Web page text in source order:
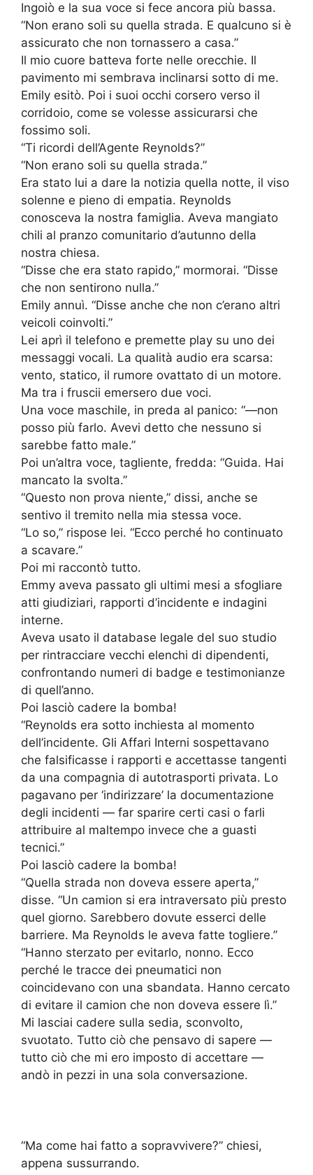
Ingoiò e la sua voce si fece ancora più bassa.
“Non erano soli su quella strada. E qualcuno si è
assicurato che non tornassero a casa.”
Il mio cuore batteva forte nelle orecchie. Il
pavimento mi sembrava inclinarsi sotto di me.
Emily esitò. Poi i suoi occhi corsero verso il
corridoio, come se volesse assicurarsi che
fossimo soli.
“Ti ricordi dell’Agente Reynolds?”
“Non erano soli su quella strada.”
Era stato lui a dare la notizia quella notte, il viso
solenne e pieno di empatia. Reynolds
conosceva la nostra famiglia. Aveva mangiato
chili al pranzo comunitario d’autunno della
nostra chiesa.
“Disse che era stato rapido,” mormorai. “Disse
che non sentirono nulla.”
Emily annuì. “Disse anche che non c’erano altri
veicoli coinvolti.”
Lei aprì il telefono e premette play su uno dei
messaggi vocali. La qualità audio era scarsa:
vento, statico, il rumore ovattato di un motore.
Ma tra i fruscii emersero due voci.
Una voce maschile, in preda al panico: “—non
posso più farlo. Avevi detto che nessuno si
sarebbe fatto male.”
Poi un’altra voce, tagliente, fredda: “Guida. Hai
mancato la svolta.”
“Questo non prova niente,” dissi, anche se
sentivo il tremito nella mia stessa voce.
“Lo so,” rispose lei. “Ecco perché ho continuato
a scavare.”
Poi mi raccontò tutto.
Emmy aveva passato gli ultimi mesi a sfogliare
atti giudiziari, rapporti d’incidente e indagini
interne.
Aveva usato il database legale del suo studio
per rintracciare vecchi elenchi di dipendenti,
confrontando numeri di badge e testimonianze
di quell’anno.
Poi lasciò cadere la bomba!
“Reynolds era sotto inchiesta al momento
dell’incidente. Gli Affari Interni sospettavano
che falsificasse i rapporti e accettasse tangenti
da una compagnia di autotrasporti privata. Lo
pagavano per ‘indirizzare’ la documentazione
degli incidenti — far sparire certi casi o farli
attribuire al maltempo invece che a guasti
tecnici.”
Poi lasciò cadere la bomba!
“Quella strada non doveva essere aperta,”
disse. “Un camion si era intraversato più presto
quel giorno. Sarebbero dovute esserci delle
barriere. Ma Reynolds le aveva fatte togliere.”
“Hanno sterzato per evitarlo, nonno. Ecco
perché le tracce dei pneumatici non
coincidevano con una sbandata. Hanno cercato
di evitare il camion che non doveva essere lì.”
Mi lasciai cadere sulla sedia, sconvolto,
svuotato. Tutto ciò che pensavo di sapere —
tutto ciò che mi ero imposto di accettare —
andò in pezzi in una sola conversazione.
“Ma come hai fatto a sopravvivere?” chiesi,
appena sussurrando.